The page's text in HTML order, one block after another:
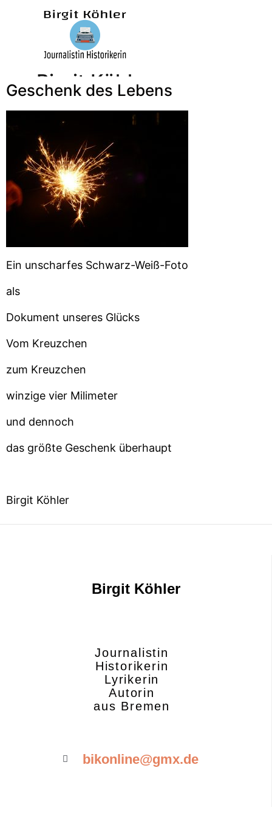
Birgit Köhler –
Journalistin/
Geschenk des Lebens
Ein unscharfes Schwarz-Weiß-Foto
als
Dokument unseres Glücks
Vom Kreuzchen
zum Kreuzchen
winzige vier Milimeter
und dennoch
das größte Geschenk überhaupt
Birgit Köhler
Birgit Köhler
Journalistin
Historikerin
Lyrikerin
Autorin
aus Bremen
bikonline@gmx.de